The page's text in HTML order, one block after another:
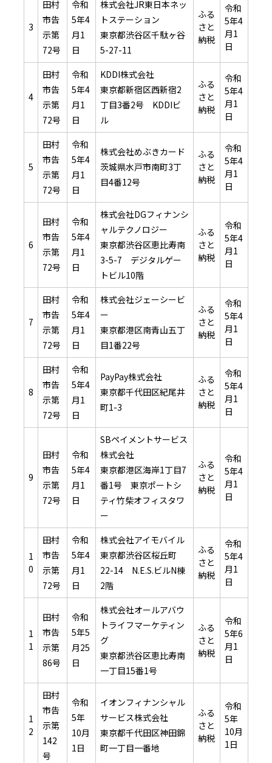
3
田村
市告
示第
72号
令和
5年4
月1
日
株式会社JR東日本ネッ
トステーション
東京都渋谷区千駄ヶ谷
5-27-11
ふる
さと
納税
令和
5年4
月1
日
4
田村
市告
示第
72号
令和
5年4
月1
日
KDDI株式会社
東京都新宿区西新宿2
丁目3番2号 KDDIビ
ル
ふる
さと
納税
令和
5年4
月1
日
5
田村
市告
示第
72号
令和
5年4
月1
日
株式会社めぶきカード
茨城県水戸市南町3丁
目4番12号
ふる
さと
納税
令和
5年4
月1
日
6
田村
市告
示第
72号
令和
5年4
月1
日
株式会社DGフィナンシ
ャルテクノロジー
東京都渋谷区恵比寿南
3-5-7 デジタルゲー
トビル10階
ふる
さと
納税
令和
5年4
月1
日
7
田村
市告
示第
72号
令和
5年4
月1
日
株式会社ジェーシービ
ー
東京都港区南青山五丁
目1番22号
ふる
さと
納税
令和
5年4
月1
日
8
田村
市告
示第
72号
令和
5年4
月1
日
PayPay株式会社
東京都千代田区紀尾井
町1-3
ふる
さと
納税
令和
5年4
月1
日
9
田村
市告
示第
72号
令和
5年4
月1
日
SBペイメントサービス
株式会社
東京都港区海岸1丁目7
番1号 東京ポートシ
ティ竹柴オフィスタワ
ー
ふる
さと
納税
令和
5年4
月1
日
1
0
田村
市告
示第
72号
令和
5年4
月1
日
株式会社アイモバイル
東京都渋谷区桜丘町
22-14 N.E.S.ビルN棟
2階
ふる
さと
納税
令和
5年4
月1
日
1
1
田村
市告
示第
86号
令和
5年5
月25
日
株式会社オールアバウ
トライフマーケティン
グ
東京都渋谷区恵比寿南
一丁目15番1号
ふる
さと
納税
令和
5年6
月1
日
1
2
田村
市告
示第
142
号
令和
5年
10月
1日
イオンフィナンシャル
サービス株式会社
東京都千代田区神田錦
町一丁目一番地
ふる
さと
納税
令和
5年
10月
1日